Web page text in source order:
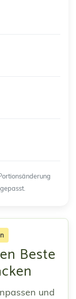
Beste
und